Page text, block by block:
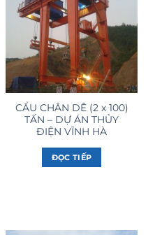
CẨU CHÂN DÊ (2 x 100)
TẤN – DỰ ÁN THỦY
ĐIỆN VĨNH HÀ
ĐỌC TIẾP